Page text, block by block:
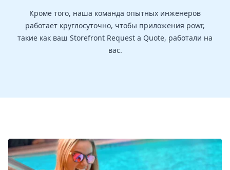
Кроме того, наша команда опытных инженеров
работает круглосуточно, чтобы приложения powr,
такие как ваш Storefront Request a Quote, работали на
вас.